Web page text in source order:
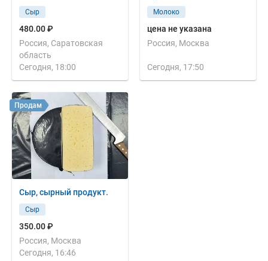
Сыр
480.00 ₽
Россия, Саратовская
область
Сегодня, 18:00
Молоко
цена не указана
Россия, Москва
Сегодня, 17:50
Сыр, сырный продукт.
Сыр
350.00 ₽
Россия, Москва
Сегодня, 16:46
Продам